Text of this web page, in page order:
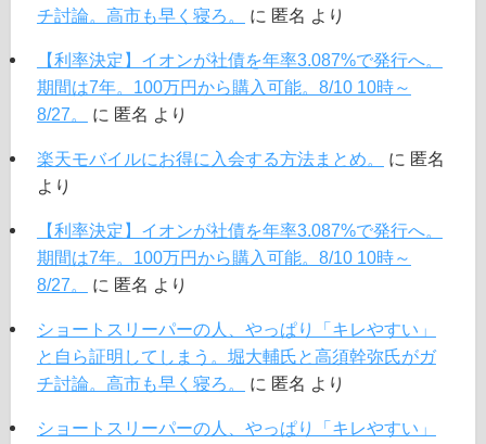
チ討論。高市も早く寝ろ。
に 匿名 より
【利率決定】イオンが社債を年率3.087%で発行へ。
期間は7年。100万円から購入可能。8/10 10時～
8/27。
に 匿名 より
楽天モバイルにお得に入会する方法まとめ。 に 匿名
より
【利率決定】イオンが社債を年率3.087%で発行へ。
期間は7年。100万円から購入可能。8/10 10時～
8/27。
に 匿名 より
ショートスリーパーの人、やっぱり「キレやすい」
と自ら証明してしまう。堀大輔氏と高須幹弥氏がガ
チ討論。高市も早く寝ろ。
に 匿名 より
ショートスリーパーの人、やっぱり「キレやすい」